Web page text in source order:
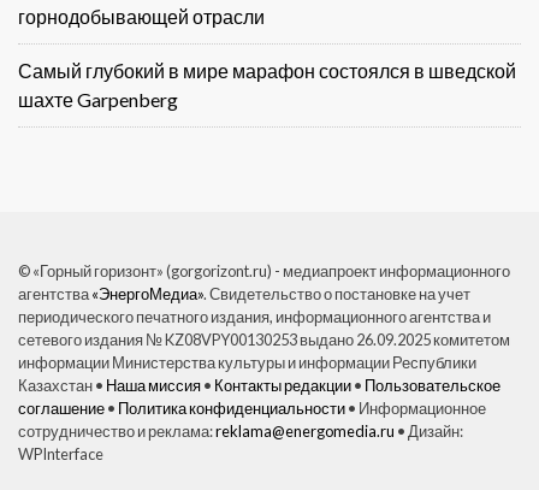
горнодобывающей отрасли
Самый глубокий в мире марафон состоялся в шведской
шахте Garpenberg
© «Горный горизонт» (gorgorizont.ru) - медиапроект информационного
агентства«ЭнергоМедиа». Свидетельство о постановке на учет
периодического печатного издания, информационного агентства и
сетевого издания № KZ08VPY00130253 выдано 26.09.2025 комитетом
информации Министерства культуры и информации Республики
Казахстан • Наша миссия• Контакты редакции• Пользовательское
соглашение• Политика конфиденциальности• Информационное
сотрудничество и реклама:reklama@energomedia.ru • Дизайн:
WPInterface